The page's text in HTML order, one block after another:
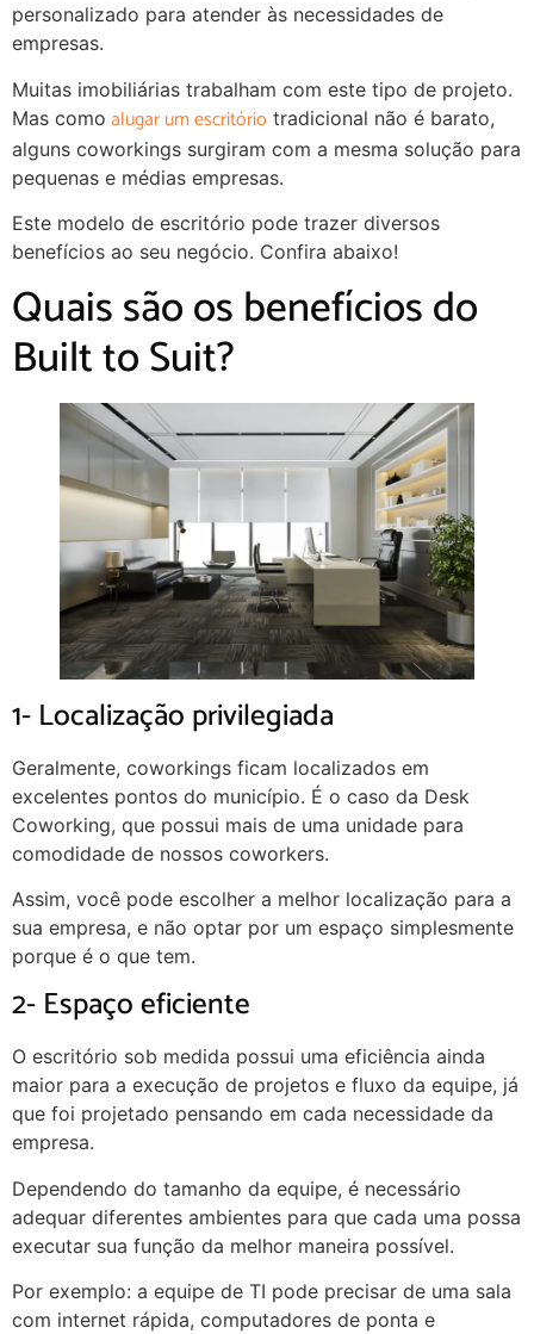
personalizado para atender às necessidades de
empresas.
Muitas imobiliárias trabalham com este tipo de projeto.
Mas como alugar um escritório tradicional não é barato,
alguns coworkings surgiram com a mesma solução para
pequenas e médias empresas.
Este modelo de escritório pode trazer diversos
benefícios ao seu negócio. Confira abaixo!
Quais são os benefícios do
Built to Suit?
1- Localização privilegiada
Geralmente, coworkings ficam localizados em
excelentes pontos do município. É o caso da Desk
Coworking, que possui mais de uma unidade para
comodidade de nossos coworkers.
Assim, você pode escolher a melhor localização para a
sua empresa, e não optar por um espaço simplesmente
porque é o que tem.
2- Espaço eficiente
O escritório sob medida possui uma eficiência ainda
maior para a execução de projetos e fluxo da equipe, já
que foi projetado pensando em cada necessidade da
empresa.
Dependendo do tamanho da equipe, é necessário
adequar diferentes ambientes para que cada uma possa
executar sua função da melhor maneira possível.
Por exemplo: a equipe de TI pode precisar de uma sala
com internet rápida, computadores de ponta e